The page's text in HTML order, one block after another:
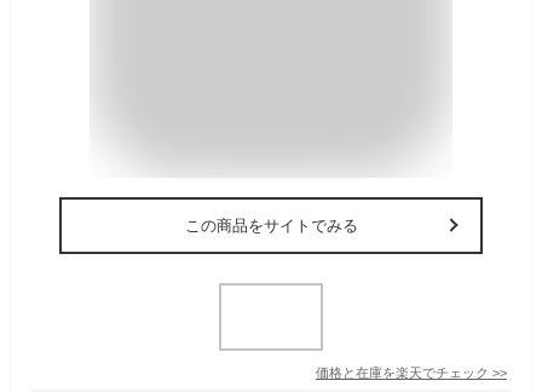
この商品をサイトでみる
価格と在庫を楽天でチェック >>